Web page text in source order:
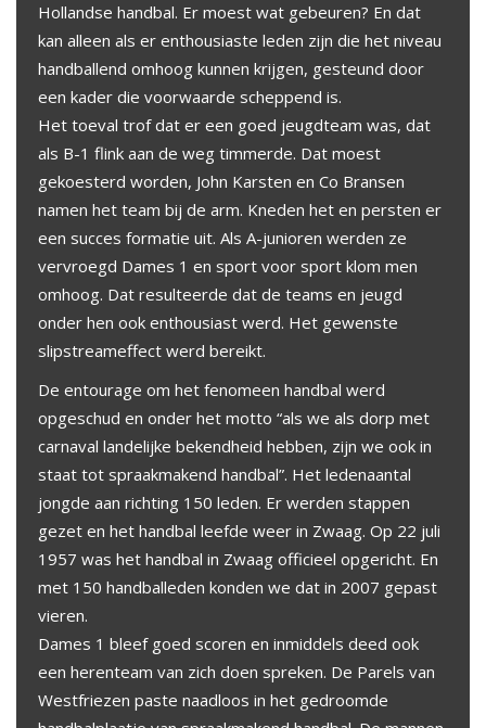
Hollandse handbal. Er moest wat gebeuren? En dat
kan alleen als er enthousiaste leden zijn die het niveau
handballend omhoog kunnen krijgen, gesteund door
een kader die voorwaarde scheppend is.
Het toeval trof dat er een goed jeugdteam was, dat
als B-1 flink aan de weg timmerde. Dat moest
gekoesterd worden, John Karsten en Co Bransen
namen het team bij de arm. Kneden het en persten er
een succes formatie uit. Als A-junioren werden ze
vervroegd Dames 1 en sport voor sport klom men
omhoog. Dat resulteerde dat de teams en jeugd
onder hen ook enthousiast werd. Het gewenste
slipstreameffect werd bereikt.
De entourage om het fenomeen handbal werd
opgeschud en onder het motto “als we als dorp met
carnaval landelijke bekendheid hebben, zijn we ook in
staat tot spraakmakend handbal”. Het ledenaantal
jongde aan richting 150 leden. Er werden stappen
gezet en het handbal leefde weer in Zwaag. Op 22 juli
1957 was het handbal in Zwaag officieel opgericht. En
met 150 handballeden konden we dat in 2007 gepast
vieren.
Dames 1 bleef goed scoren en inmiddels deed ook
een herenteam van zich doen spreken. De Parels van
Westfriezen paste naadloos in het gedroomde